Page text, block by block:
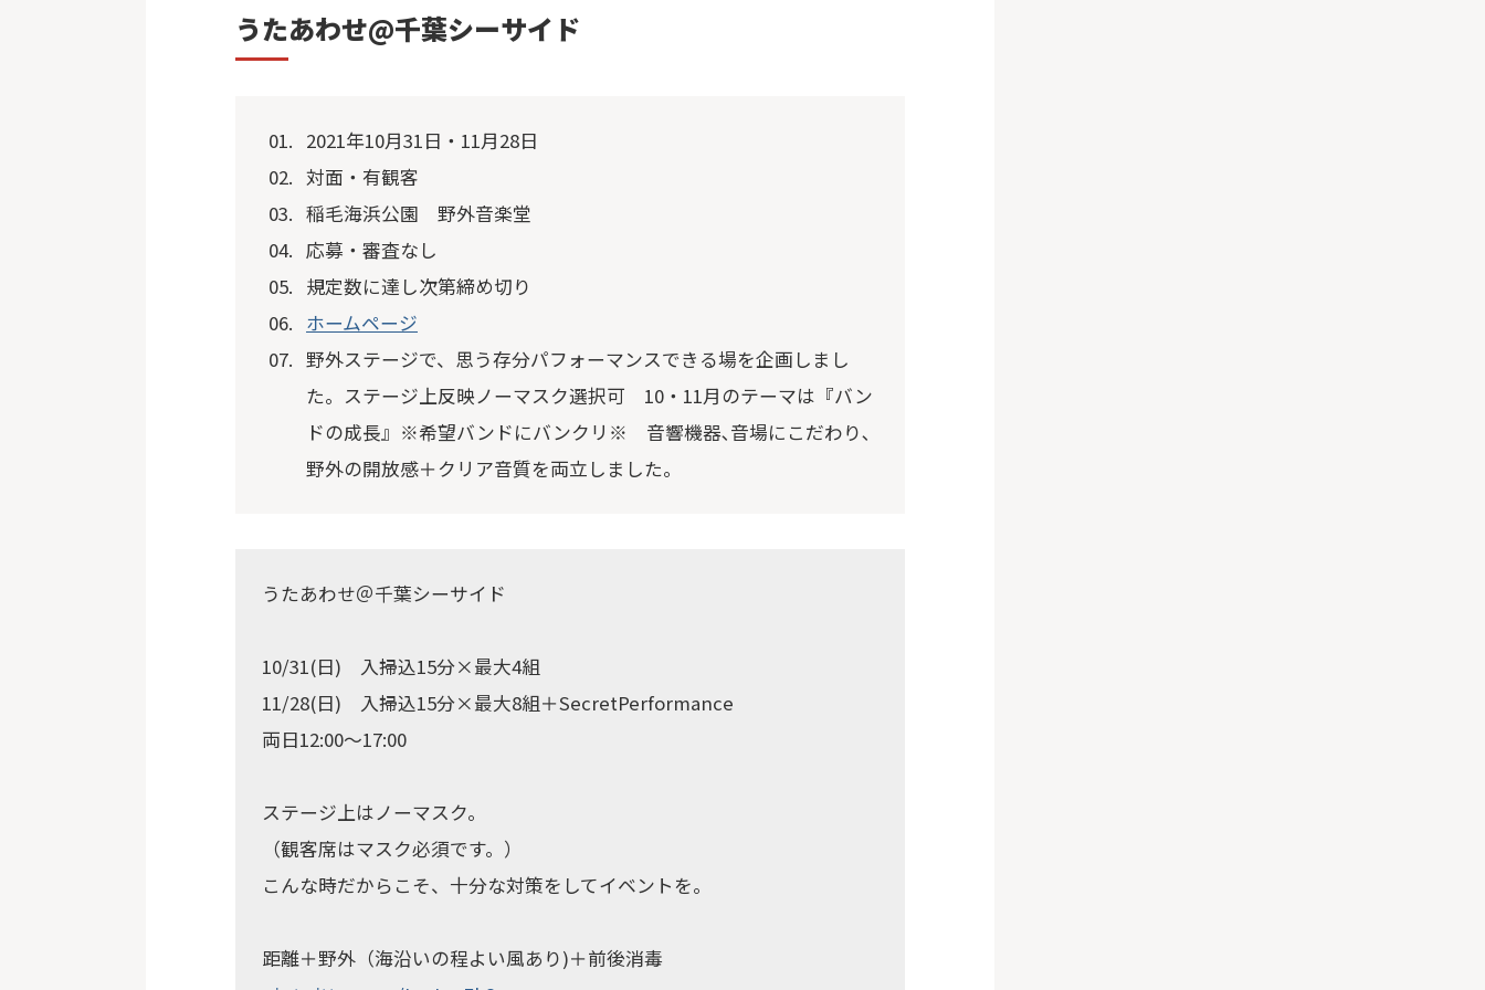
うたあわせ@千葉シーサイド
2021年10月31日・11月28日
対面・有観客
稲毛海浜公園 野外音楽堂
応募・審査なし
規定数に達し次第締め切り
ホームページ
野外ステージで、思う存分パフォーマンスできる場を企画しまし
た。ステージ上反映ノーマスク選択可 10・11月のテーマは『バン
ドの成長』※希望バンドにバンクリ※ 音響機器､音場にこだわり､
野外の開放感＋クリア音質を両立しました。
うたあわせ＠千葉シーサイド
10/31(日) 入掃込15分×最大4組
11/28(日) 入掃込15分×最大8組＋SecretPerformance
両日12:00～17:00
ステージ上はノーマスク。
（観客席はマスク必須です。）
こんな時だからこそ、十分な対策をしてイベントを。
距離＋野外（海沿いの程よい風あり)＋前後消毒